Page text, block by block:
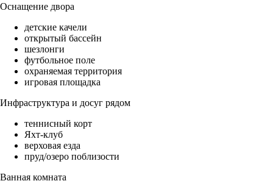
Оснащение двора
детские качели
открытый бассейн
шезлонги
футбольное поле
охраняемая территория
игровая площадка
Инфраструктура и досуг рядом
теннисный корт
Яхт-клуб
верховая езда
пруд/озеро поблизости
Ванная комната